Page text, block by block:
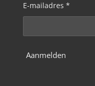
E-mailadres *
Aanmelden